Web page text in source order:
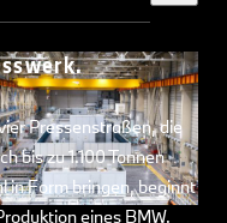
Pressenstraßen, die
bis zu 1.100 Tonnen
in Form bringen, beginnt
eines BMW.